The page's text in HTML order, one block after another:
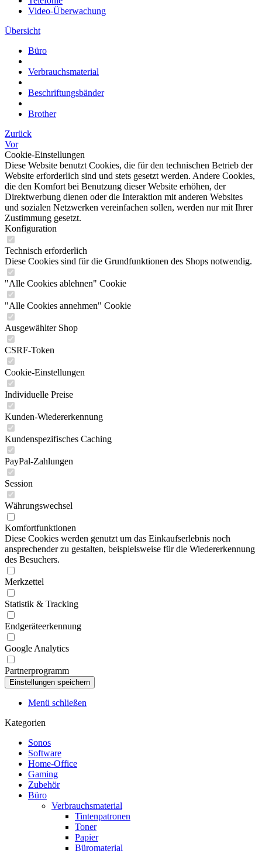
Video-Überwachung
Übersicht
Büro
Verbrauchsmaterial
Beschriftungsbänder
Brother
Zurück
Vor
Cookie-Einstellungen
Diese Website benutzt Cookies, die für den technischen Betrieb der
Website erforderlich sind und stets gesetzt werden. Andere Cookies,
die den Komfort bei Benutzung dieser Website erhöhen, der
Direktwerbung dienen oder die Interaktion mit anderen Websites
und sozialen Netzwerken vereinfachen sollen, werden nur mit Ihrer
Zustimmung gesetzt.
Konfiguration
Technisch erforderlich
Diese Cookies sind für die Grundfunktionen des Shops notwendig.
"Alle Cookies ablehnen" Cookie
"Alle Cookies annehmen" Cookie
Ausgewählter Shop
CSRF-Token
Cookie-Einstellungen
Individuelle Preise
Kunden-Wiedererkennung
Kundenspezifisches Caching
PayPal-Zahlungen
Session
Währungswechsel
Komfortfunktionen
Diese Cookies werden genutzt um das Einkaufserlebnis noch
ansprechender zu gestalten, beispielsweise für die Wiedererkennung
des Besuchers.
Merkzettel
Statistik & Tracking
Endgeräteerkennung
Google Analytics
Partnerprogramm
Menü schließen
Kategorien
Sonos
Software
Home-Office
Gaming
Zubehör
Büro
Verbrauchsmaterial
Tintenpatronen
Toner
Papier
Büromaterial